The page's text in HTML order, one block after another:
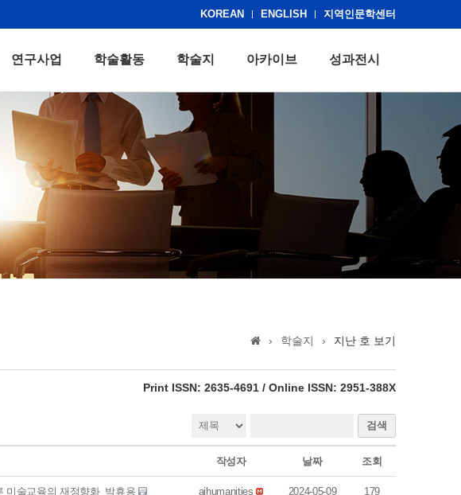
KOREAN ENGLISH 지역인문학센터
연구사업 학술활동 학술지 아카이브 성과전시
› 학술지 › 지난 호 보기
Print ISSN: 2635-4691 / Online ISSN: 2951-388X
검색
작성자 날짜 조회
미술교육의 재정향화_박휴용 aihumanities 2024-05-09 179